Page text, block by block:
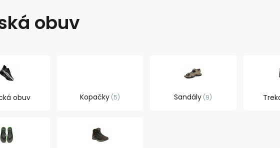
obuv
obuv Kopačky 5 Sandály 9